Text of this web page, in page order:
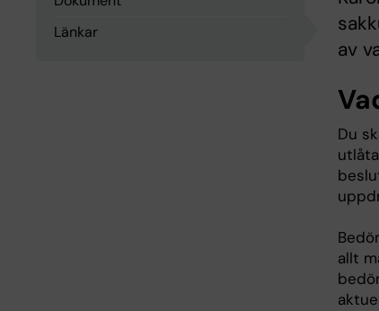
Länkar
av
Du
allt